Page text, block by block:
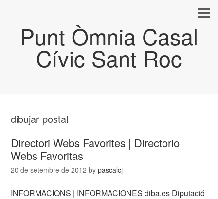
Punt Òmnia Casal
Cívic Sant Roc
dibujar postal
Directori Webs Favorites | Directorio
Webs Favoritas
20 de setembre de 2012 bypascalcj
INFORMACIONS | INFORMACIONES diba.es Diputació